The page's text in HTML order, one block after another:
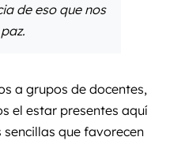
de eso que nos
a grupos de docentes,
el estar presentes aquí
que favorecen